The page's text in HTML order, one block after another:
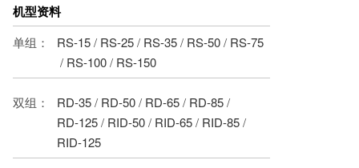
机型资料
单组： RS-15/ RS-25/ RS-35/ RS-50/ RS-75
/ RS-100/ RS-150
双组： RD-35/ RD-50/ RD-65/ RD-85/
RD-125/ RID-50/ RID-65/ RID-85/
RID-125